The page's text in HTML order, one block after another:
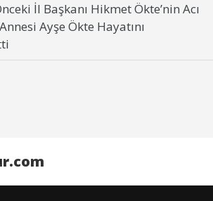
İl Başkanı Hikmet Ökte’nin Acı
Ayşe Ökte Hayatını